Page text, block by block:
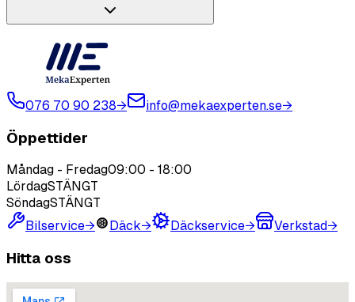
076 70 90 238→ info@mekaexperten.se→
Öppettider
Måndag - Fredag09:00 - 18:00
LördagSTÄNGT
SöndagSTÄNGT
Bilservice→ Däck→ Däckservice→ Verkstad→
Hitta oss